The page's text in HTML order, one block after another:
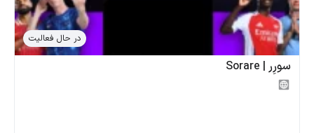
در حال فعالیت
سورِر | Sorare